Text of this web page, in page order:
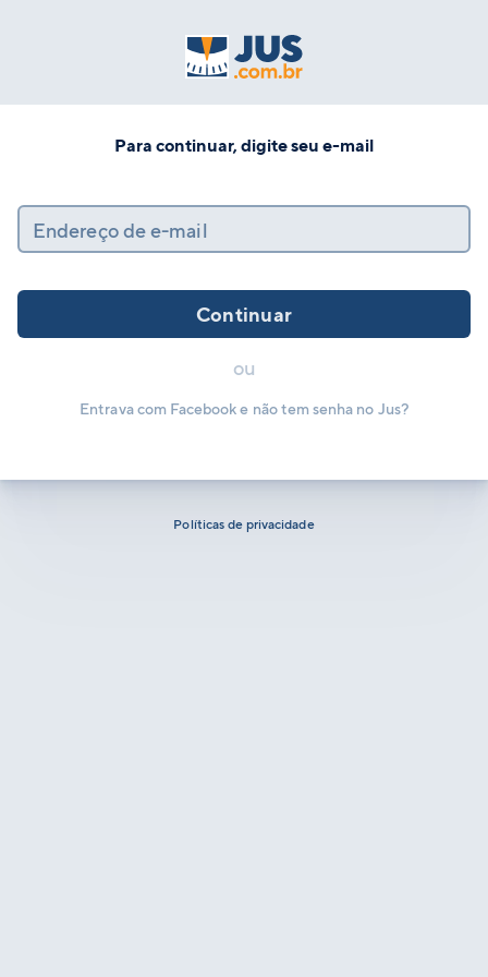
Para continuar, digite seu e-mail
Endereço de e-mail
Continuar
ou
Entrava com Facebook e não tem senha no Jus?
Políticas de privacidade